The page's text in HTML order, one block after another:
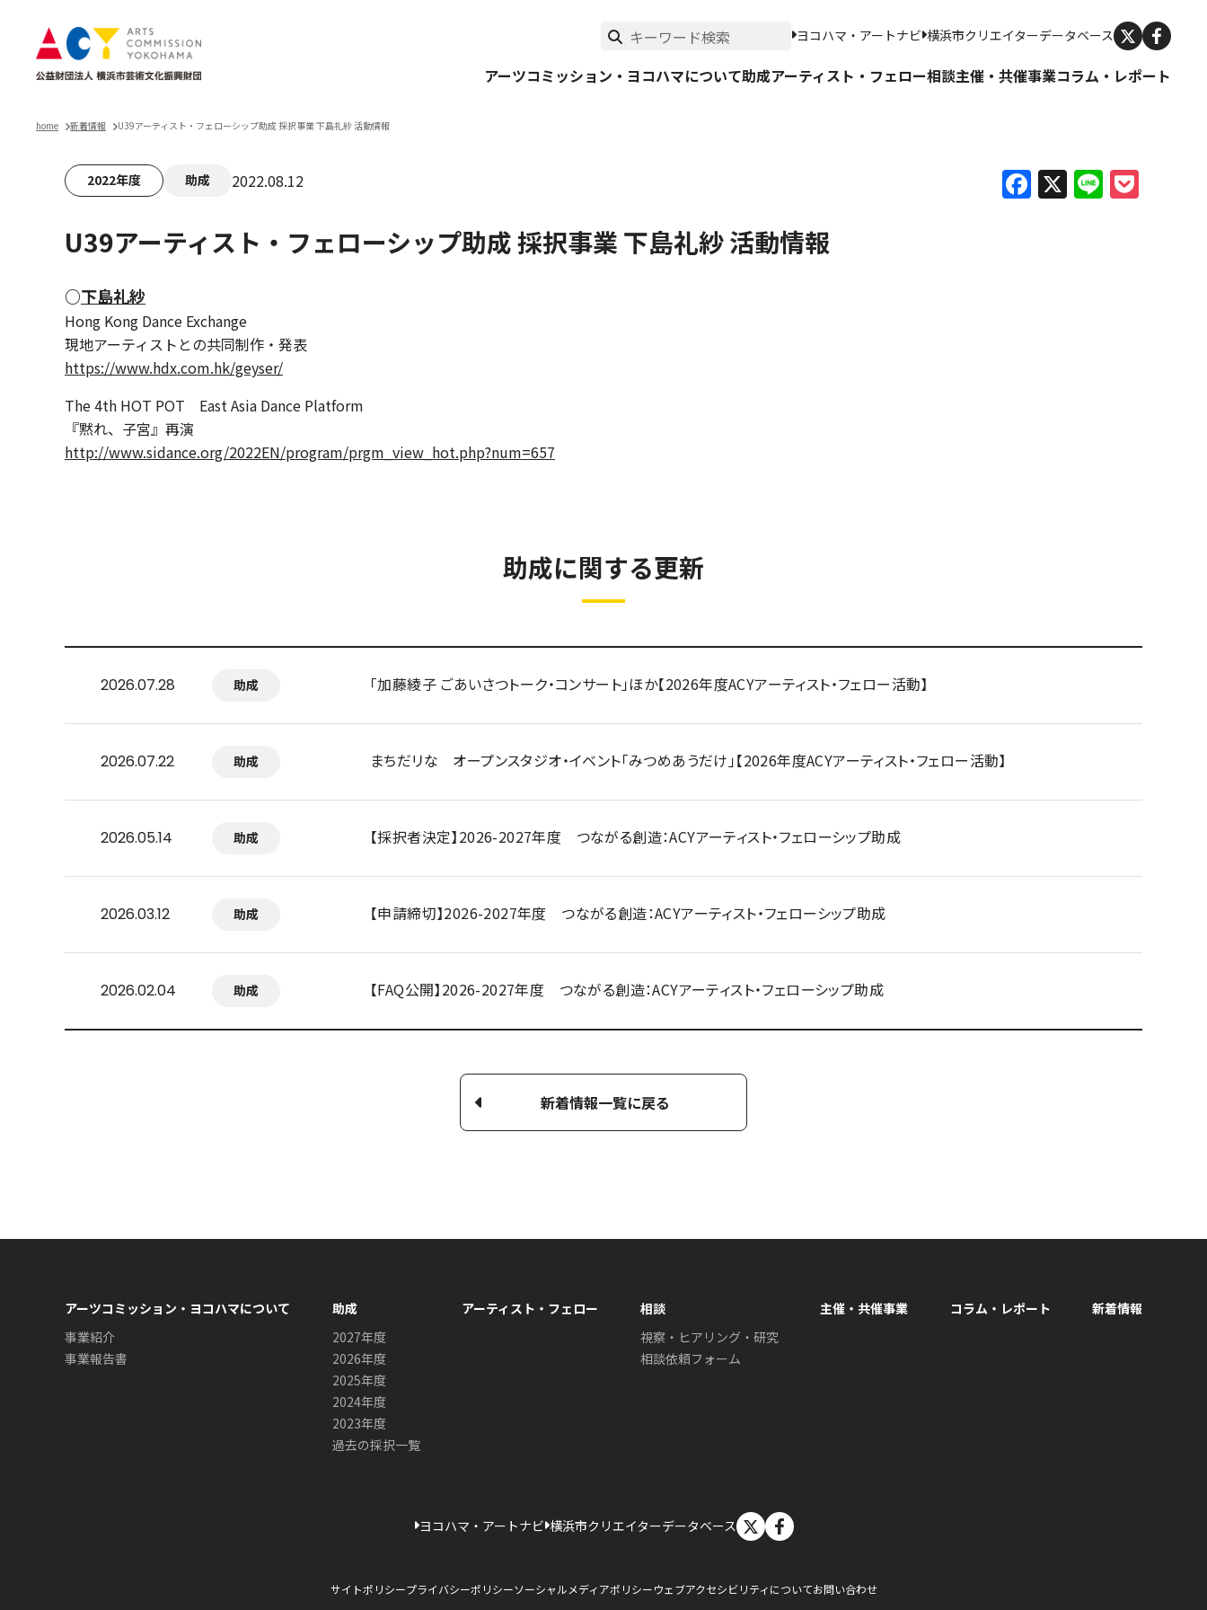
ヨコハマ・アートナビ 横浜市クリエイターデータベース
アーツコミッション・ヨコハマについて助成アーティスト・フェロー相談主催・共催事業コラム・レポート
home 新着情報 U39アーティスト・フェローシップ助成 採択事業 下島礼紗 活動情報
2022年度 助成 2022.08.12 Facebook
X Line
U39アーティスト・フェローシップ助成 採択事業 下島礼紗 活動情報
○下島礼紗
Hong Kong Dance Exchange
現地アーティストとの共同制作・発表
https://www.hdx.com.hk/geyser/
The 4th HOT POT East Asia Dance Platform
『黙れ、子宮』再演
http://www.sidance.org/2022EN/program/prgm_view_hot.php?num=657
助成に関する更新
2026.07.28 助成 「加藤綾子 ごあいさつトーク・コンサート」ほか【2026年度ACYアーティスト・フェロー活動】
2026.07.22 助成 まちだリな オープンスタジオ・イベント「みつめあうだけ」【2026年度ACYアーティスト・フェロー活動】
2026.05.14 助成 【採択者決定】2026-2027年度 つながる創造：ACYアーティスト・フェローシップ助成
2026.03.12 助成 【申請締切】2026-2027年度 つながる創造：ACYアーティスト・フェローシップ助成
2026.02.04 助成 【FAQ公開】2026-2027年度 つながる創造：ACYアーティスト・フェローシップ助成
新着情報一覧に戻る
アーツコミッション・ヨコハマについて
事業紹介
事業報告書
助成
2027年度
2026年度
2025年度
2024年度
2023年度
過去の採択一覧
アーティスト・フェロー
相談
視察・ヒアリング・研究
相談依頼フォーム
主催・共催事業 コラム・レポート 新着情報
ヨコハマ・アートナビ 横浜市クリエイターデータベース X
サイトポリシープライバシーポリシーソーシャルメディアポリシーウェブアクセシビリティについてお問い合わせ